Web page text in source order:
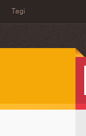
Tagi